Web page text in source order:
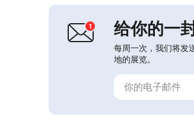
给你的一
每周一次，我们将发
地的展览。